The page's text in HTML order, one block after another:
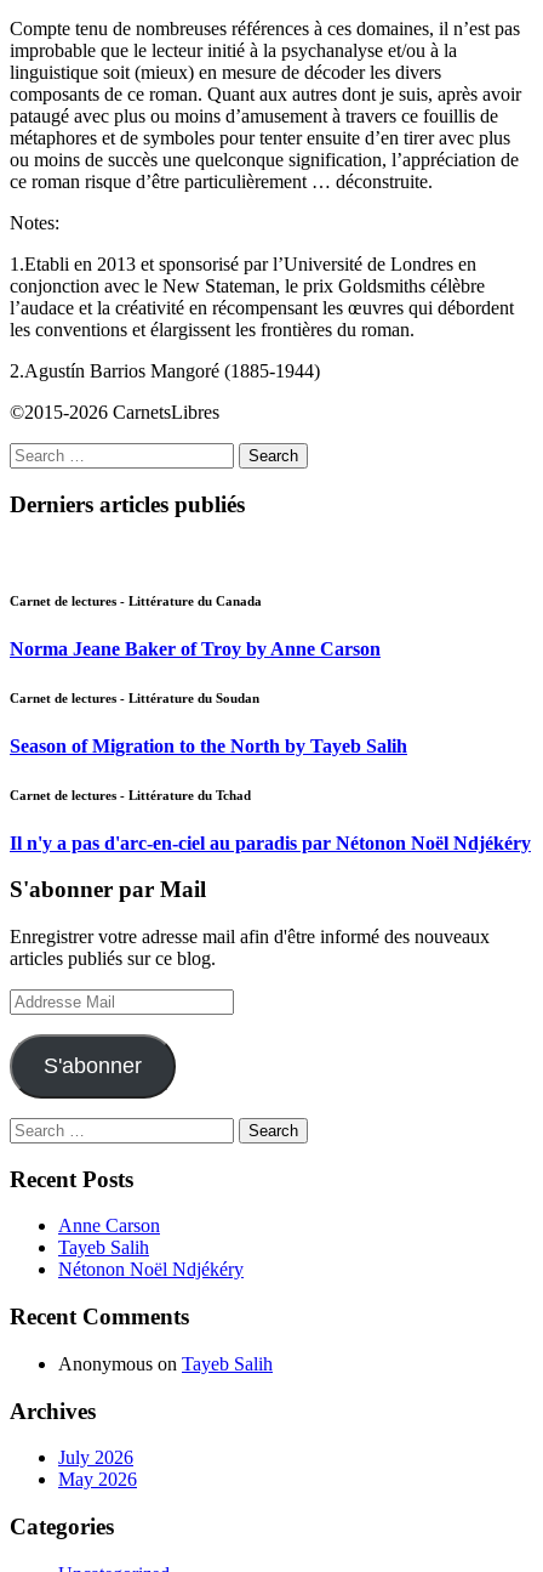
Compte tenu de nombreuses références à ces domaines, il n’est pas
improbable que le lecteur initié à la psychanalyse et/ou à la
linguistique soit (mieux) en mesure de décoder les divers
composants de ce roman. Quant aux autres dont je suis, après avoir
pataugé avec plus ou moins d’amusement à travers ce fouillis de
métaphores et de symboles pour tenter ensuite d’en tirer avec plus
ou moins de succès une quelconque signification, l’appréciation de
ce roman risque d’être particulièrement … déconstruite.
Notes:
1.Etabli en 2013 et sponsorisé par l’Université de Londres en
conjonction avec le New Stateman, le prix Goldsmiths célèbre
l’audace et la créativité en récompensant les œuvres qui débordent
les conventions et élargissent les frontières du roman.
2.Agustín Barrios Mangoré (1885-1944)
©2015-2026 CarnetsLibres
Search
for:
Derniers articles publiés
Carnet de lectures - Littérature du Canada
Norma Jeane Baker of Troy by Anne Carson
Carnet de lectures - Littérature du Soudan
Season of Migration to the North by Tayeb Salih
Carnet de lectures - Littérature du Tchad
Il n'y a pas d'arc-en-ciel au paradis par Nétonon Noël Ndjékéry
S'abonner par Mail
Enregistrer votre adresse mail afin d'être informé des nouveaux
articles publiés sur ce blog.
Addresse
Mail
S'abonner
Search
for:
Recent Posts
Anne Carson
Tayeb Salih
Nétonon Noël Ndjékéry
Recent Comments
Anonymous on Tayeb Salih
Archives
July 2026
May 2026
Categories